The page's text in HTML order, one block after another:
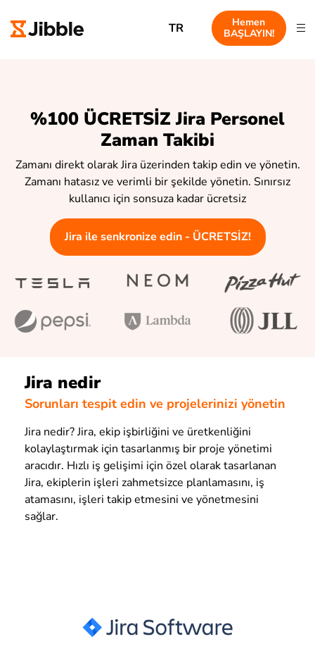
TR
Hemen
BAŞLAYIN!
%100 ÜCRETSİZ Jira Personel
Zaman Takibi
Zamanı direkt olarak Jira üzerinden takip edin ve yönetin.
Zamanı hatasız ve verimli bir şekilde yönetin. Sınırsız
kullanıcı için sonsuza kadar ücretsiz
Jira ile senkronize edin - ÜCRETSİZ!
Jira nedir
Sorunları tespit edin ve projelerinizi yönetin
Jira nedir? Jira, ekip işbirliğini ve üretkenliğini
kolaylaştırmak için tasarlanmış bir proje yönetimi
aracıdır. Hızlı iş gelişimi için özel olarak tasarlanan
Jira, ekiplerin işleri zahmetsizce planlamasını, iş
atamasını, işleri takip etmesini ve yönetmesini
sağlar.